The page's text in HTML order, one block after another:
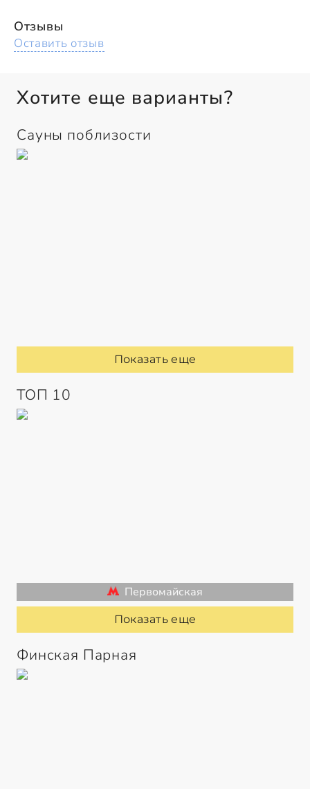
Отзывы
Оставить отзыв
Хотите еще варианты?
Сауны поблизости
Показать еще
ТОП 10
Первомайская
Показать еще
Финская Парная